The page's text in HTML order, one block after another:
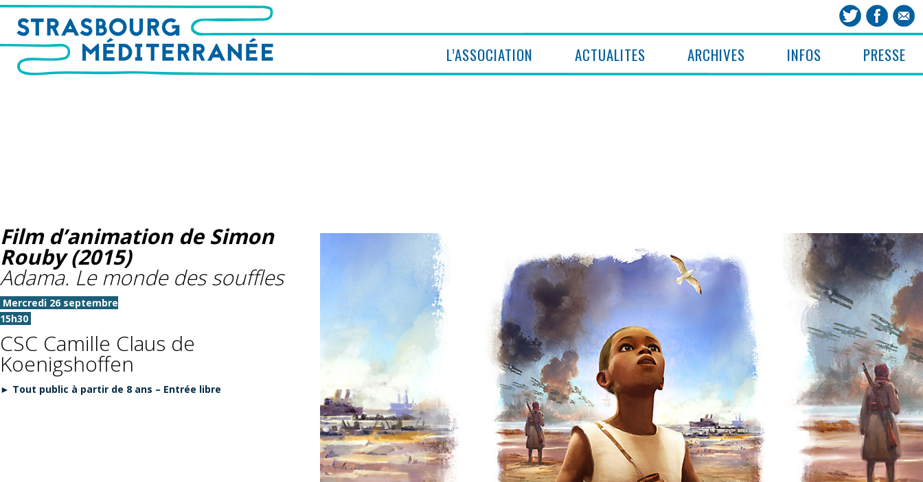
L’ASSOCIATION ACTUALITES ARCHIVES INFOS PRESSE
Film d’animation de Simon
Rouby (2015)
Adama. Le monde des souffles
Mercredi 26 septembre
15h30
CSC Camille Claus de
Koenigshoffen
► Tout public à partir de 8 ans – Entrée libre